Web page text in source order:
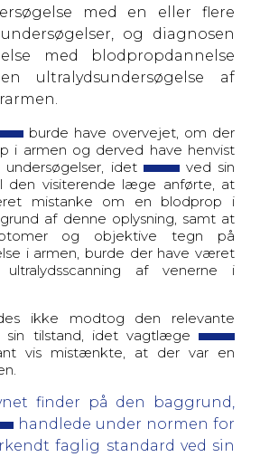
med en eller flere
og diagnosen
med blodpropdannelse
ultralydsundersøgelse af
burde have overvejet, om der
i armen og derved have henvist
idet
ved sin
den visiterende læge anførte, at
mistanke om en blodprop i
af denne oplysning, samt at
og objektive tegn på
i armen, burde der have været
af venerne i
ikke modtog den relevante
sin tilstand, idet vagtlæge
vis mistænkte, at der var en
finder på den baggrund,
handlede under normen for
faglig standard ved sin